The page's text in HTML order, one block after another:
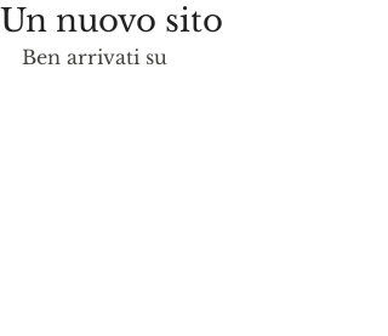
Un nuovo sito
Ben arrivati su